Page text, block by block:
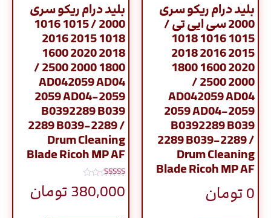
بلید درام ریکو سری
2000 سی ایی تی /
1015 1016 1018
2015 2016 2018
2020 1600 1800
2000 2500 /
AD042059 AD04
2059 AD04-2059
B0392289 B039
2289 B039-2289 /
Drum Cleaning
Blade Ricoh MP AF
0تومان
بلید درام ریکو سری
2000 / 1015 1016
1018 2015 2016
2018 2020 1600
1800 2000 2500 /
AD042059 AD04
2059 AD04-2059
B0392289 B039
2289 B039-2289 /
Drum Cleaning
Blade Ricoh MP AF
نمره
5.00
از 5
380,000تومان